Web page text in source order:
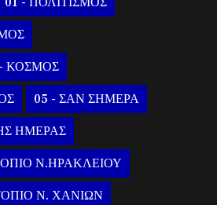
ΚΟΣΜΟΣ
05 - ΣΑΝ ΣΗΜΕΡΑ
ΗΜΕΡΑΣ
Ν.ΗΡΑΚΛΕΙΟΥ
Ν. ΧΑΝΙΩΝ